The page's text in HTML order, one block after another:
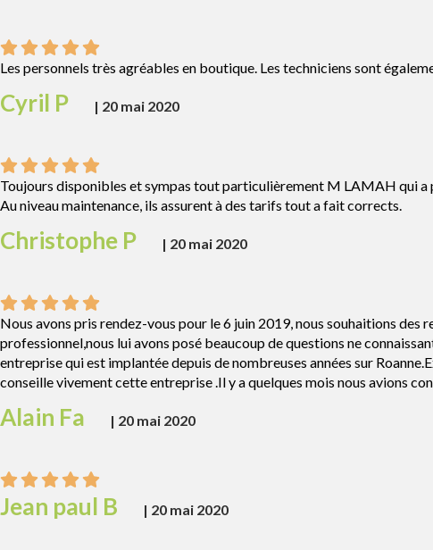
Les personnels très agréables en boutique. Les techniciens sont
Cyril P | 20 mai 2020
Toujours disponibles et sympas tout particulièrement M LAMAH qui a
Au niveau maintenance, ils assurent à des tarifs tout a fait corrects.
Christophe P | 20 mai 2020
Nous avons pris rendez-vous pour le 6 juin 2019, nous souhaitions
professionnel,nous lui avons posé beaucoup de questions ne
entreprise qui est implantée depuis de nombreuses années sur
conseille vivement cette entreprise .Il y a quelques mois nous avions
Alain Fa | 20 mai 2020
Jean paul B | 20 mai 2020